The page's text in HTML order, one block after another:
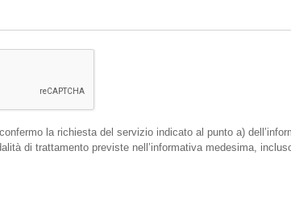
la richiesta del servizio indicato al punto a)
di trattamento previste nell’informativa medesima,